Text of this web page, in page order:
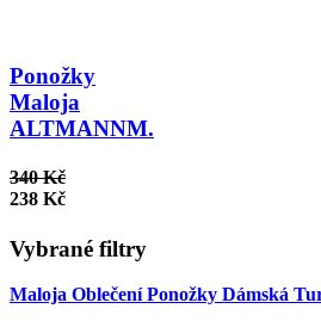
Ponožky
Maloja
ALTMANNM.
340 Kč
238 Kč
Vybrané filtry
Maloja Oblečení Ponožky Dámská